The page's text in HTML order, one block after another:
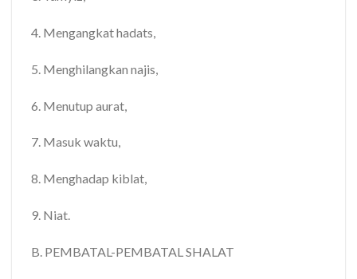
4. Mengangkat hadats,
5. Menghilangkan najis,
6. Menutup aurat,
7. Masuk waktu,
8. Menghadap kiblat,
9. Niat.
B. PEMBATAL-PEMBATAL SHALAT